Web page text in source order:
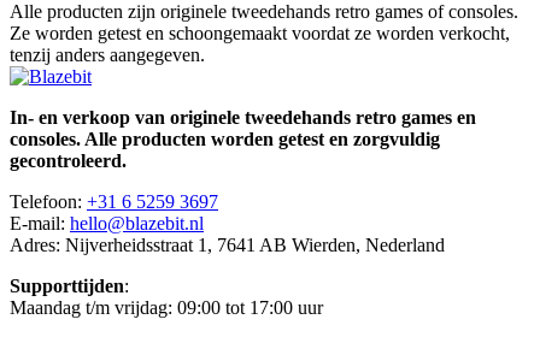
Alle producten zijn originele tweedehands retro games of consoles.
Ze worden getest en schoongemaakt voordat ze worden verkocht,
tenzij anders aangegeven.
In- en verkoop van originele tweedehands retro games en
consoles. Alle producten worden getest en zorgvuldig
gecontroleerd.
Telefoon: +31 6 5259 3697
E-mail: hello@blazebit.nl
Adres: Nijverheidsstraat 1, 7641 AB Wierden, Nederland
Supporttijden:
Maandag t/m vrijdag: 09:00 tot 17:00 uur